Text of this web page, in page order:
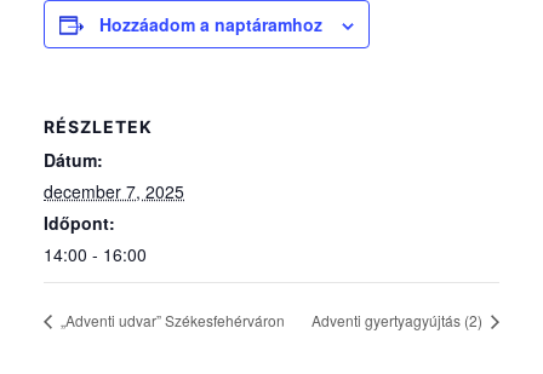
Hozzáadom a naptáramhoz
RÉSZLETEK
Dátum:
december 7, 2025
Időpont:
14:00 - 16:00
„Adventi udvar” Székesfehérváron Adventi gyertyagyújtás (2)